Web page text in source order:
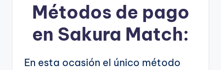
Métodos de pago
en Sakura Match:
En esta ocasión el único método